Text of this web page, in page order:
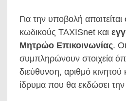
Για την υποβολή
κωδικούς TAXISnet και
Μητρώο Επικοινωνίας.
συμπληρώνουν στοιχεία
διεύθυνση, αριθμό κινητού
ίδρυμα που θα εκδώσει